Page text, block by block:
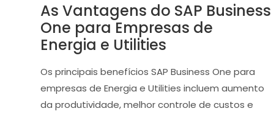
As Vantagens do SAP Business
One para Empresas de
Energia e Utilities
Os principais benefícios SAP Business One para
empresas de Energia e Utilities incluem aumento
da produtividade, melhor controle de custos e